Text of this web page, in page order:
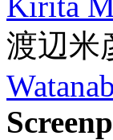
渡辺米